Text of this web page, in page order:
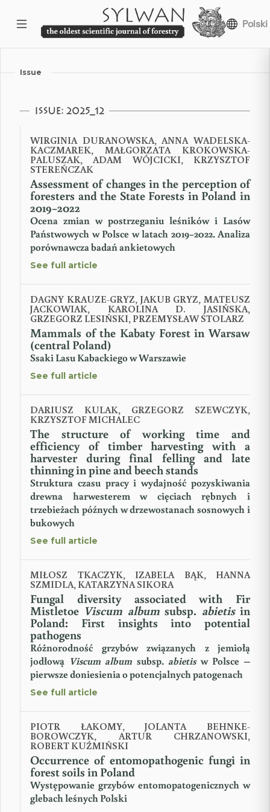
Polski
Issue
Issue: 2025_12
WIRGINIA DURANOWSKA, ANNA WADELSKA-
KACZMAREK, MAŁGORZATA KROKOWSKA-
PALUSZAK, ADAM WÓJCICKI, KRZYSZTOF
STEREŃCZAK
Assessment of changes in the perception of
foresters and the State Forests in Poland in
2019−2022
Ocena zmian w postrzeganiu leśników i Lasów
Państwowych w Polsce w latach 2019−2022. Analiza
porównawcza badań ankietowych
See full article
DAGNY KRAUZE-GRYZ, JAKUB GRYZ, MATEUSZ
JACKOWIAK, KAROLINA D. JASIŃSKA,
GRZEGORZ LESIŃSKI, PRZEMYSŁAW STOLARZ
Mammals of the Kabaty Forest in Warsaw
(central Poland)
Ssaki Lasu Kabackiego w Warszawie
See full article
DARIUSZ KULAK, GRZEGORZ SZEWCZYK,
KRZYSZTOF MICHALEC
The structure of working time and
efficiency of timber harvesting with a
harvester during final felling and late
thinning in pine and beech stands
Struktura czasu pracy i wydajność pozyskiwania
drewna harwesterem w cięciach rębnych i
trzebieżach późnych w drzewostanach sosnowych i
bukowych
See full article
MIŁOSZ TKACZYK, IZABELA BĄK, HANNA
SZMIDLA, KATARZYNA SIKORA
Fungal diversity associated with Fir
Mistletoe Viscum albumsubsp. abietisin
Poland: First insights into potential
pathogens
Różnorodność grzybów związanych z jemiołą
jodłową Viscum album subsp. abietisw Polsce –
pierwsze doniesienia o potencjalnych patogenach
See full article
PIOTR ŁAKOMY, JOLANTA BEHNKE-
BOROWCZYK, ARTUR CHRZANOWSKI,
ROBERT KUŹMIŃSKI
Occurrence of entomopathogenic fungi in
forest soils in Poland
Występowanie grzybów entomopatogenicznych w
glebach leśnych Polski